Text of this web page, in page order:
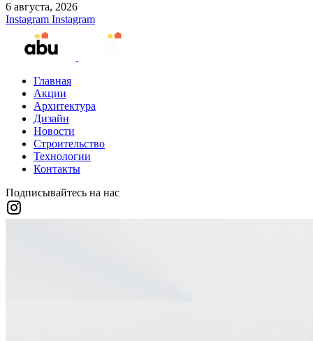
6 августа, 2026
Instagram Instagram
Главная
Акции
Архитектура
Дизайн
Новости
Строительство
Технологии
Контакты
Подписывайтесь на нас